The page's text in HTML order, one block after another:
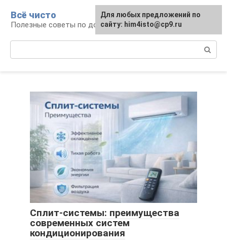
контенту
Всё чисто
Полезные советы по домоводству
Сплит-системы: преимущества
современных систем
кондиционирования
Для любых предложений по
сайту: him4isto@cp9.ru